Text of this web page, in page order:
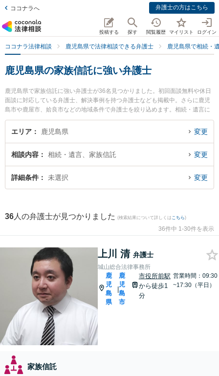
ココナラへ 弁護士の方はこちら
投稿する 探す 閲覧履歴 マイリスト ログイン
ココナラ法律相談 鹿児島県で法律相談できる弁護士 鹿児島県で相続・
鹿児島県の家族信託に強い弁護士
鹿児島県で家族信託に強い弁護士が36名見つかりました。初回面談無料や休日
面談に対応している弁護士、解決事例を持つ弁護士なども掲載中。さらに鹿児
島市や鹿屋市、姶良市などの地域条件で弁護士を絞り込めます。相続・遺言に
関係する家族間の相続トラブルや認知症の相続、遺産分割等の細かな分野での
絞り込み検索もでき便利です。特に城山総合法律事務所の上川 清弁護士や弁護
『鹿児島県で土日や夜間に発生した家族信託のトラブルを今すぐに弁護士に相
談したい』『家族信託のトラブル解決の実績豊富な近くの弁護士を検索した
い』『初回相談無料で家族信託を法律相談できる鹿児島県内の弁護士に相談予
エリア 鹿児島県 変更
相談内容 相続・遺言、家族信託 変更
詳細条件 未選択 変更
36 人の弁護士が見つかりました (検索結果について詳しくは こちら)
36件中 1-30件を表示
上川 清 弁護士
城山総合法律事務所
鹿
児
島
県
|
鹿
児
島
市
市役所前駅
から徒歩1
分
営業時間：09:30
~17:30（平日）
家族信託